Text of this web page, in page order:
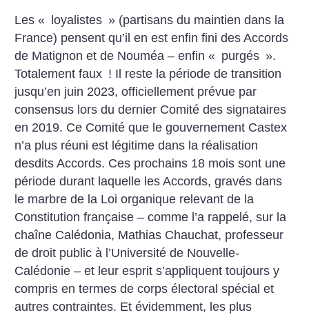
Les « loyalistes » (partisans du maintien dans la
France) pensent qu’il en est enfin fini des Accords
de Matignon et de Nouméa – enfin « purgés ».
Totalement faux ! Il reste la période de transition
jusqu’en juin 2023, officiellement prévue par
consensus lors du dernier Comité des signataires
en 2019. Ce Comité que le gouvernement Castex
n’a plus réuni est légitime dans la réalisation
desdits Accords. Ces prochains 18 mois sont une
période durant laquelle les Accords, gravés dans
le marbre de la Loi organique relevant de la
Constitution française – comme l’a rappelé, sur la
chaîne Calédonia, Mathias Chauchat, professeur
de droit public à l’Université de Nouvelle-
Calédonie – et leur esprit s’appliquent toujours y
compris en termes de corps électoral spécial et
autres contraintes. Et évidemment, les plus